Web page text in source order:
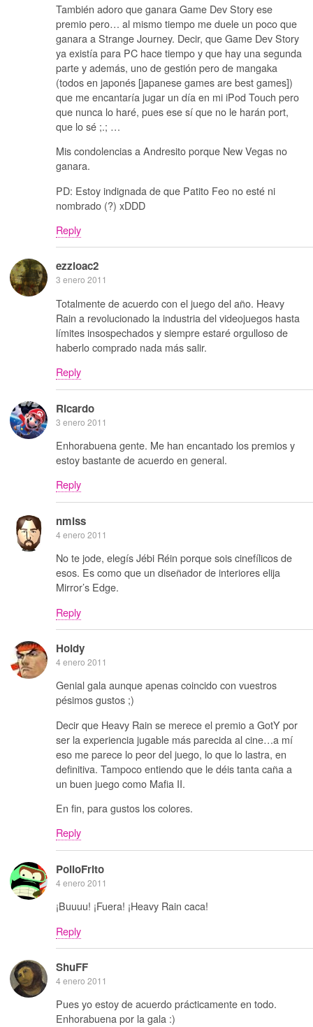
También adoro que ganara Game Dev Story ese
premio pero… al mismo tiempo me duele un poco que
ganara a Strange Journey. Decir, que Game Dev Story
ya existía para PC hace tiempo y que hay una segunda
parte y además, uno de gestión pero de mangaka
(todos en japonés [japanese games are best games])
que me encantaría jugar un día en mi iPod Touch pero
que nunca lo haré, pues ese sí que no le harán port,
que lo sé ;.; …
Mis condolencias a Andresito porque New Vegas no
ganara.
PD: Estoy indignada de que Patito Feo no esté ni
nombrado (?) xDDD
Reply
ezzioac2
3 enero 2011
Totalmente de acuerdo con el juego del año. Heavy
Rain a revolucionado la industria del videojuegos hasta
límites insospechados y siempre estaré orgulloso de
haberlo comprado nada más salir.
Reply
Ricardo
3 enero 2011
Enhorabuena gente. Me han encantado los premios y
estoy bastante de acuerdo en general.
Reply
nmlss
4 enero 2011
No te jode, elegís Jébi Réin porque sois cinefílicos de
esos. Es como que un diseñador de interiores elija
Mirror’s Edge.
Reply
Holdy
4 enero 2011
Genial gala aunque apenas coincido con vuestros
pésimos gustos ;)
Decir que Heavy Rain se merece el premio a GotY por
ser la experiencia jugable más parecida al cine…a mí
eso me parece lo peor del juego, lo que lo lastra, en
definitiva. Tampoco entiendo que le déis tanta caña a
un buen juego como Mafia II.
En fin, para gustos los colores.
Reply
PolloFrito
4 enero 2011
¡Buuuu! ¡Fuera! ¡Heavy Rain caca!
Reply
ShuFF
4 enero 2011
Pues yo estoy de acuerdo prácticamente en todo.
Enhorabuena por la gala :)